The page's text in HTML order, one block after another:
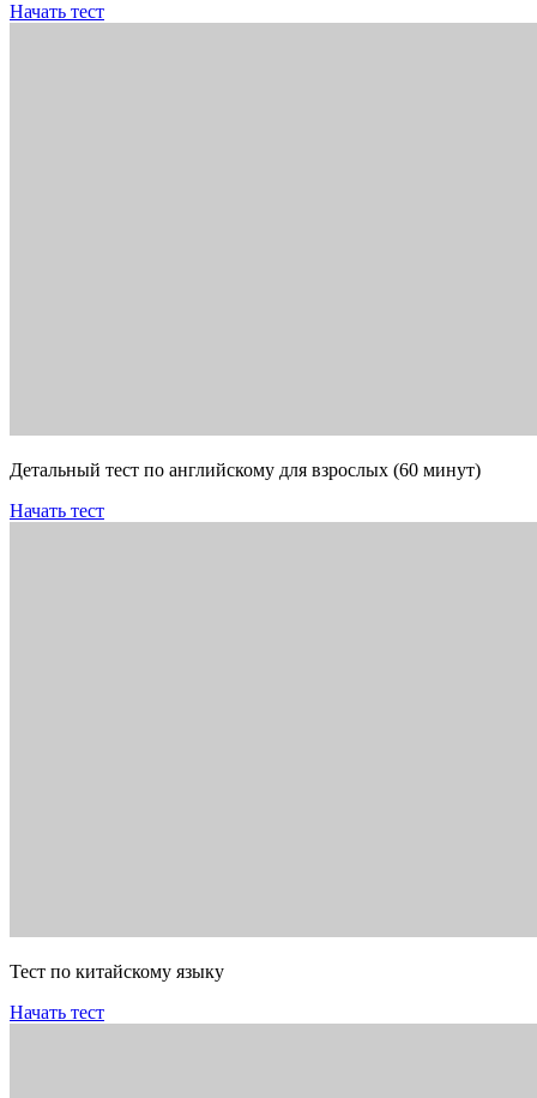
Начать тест
Детальный тест по английскому для взрослых (60 минут)
Начать тест
Тест по китайскому языку
Начать тест